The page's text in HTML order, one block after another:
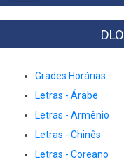
PRINCIPAL
Grades Horárias
Letras - Árabe
Letras - Armênio
Letras - Chinês
Letras - Coreano